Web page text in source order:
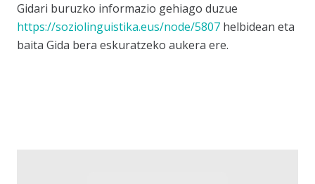
Gidari buruzko informazio gehiago duzue
https://soziolinguistika.eus/node/5807 helbidean eta
baita Gida bera eskuratzeko aukera ere.